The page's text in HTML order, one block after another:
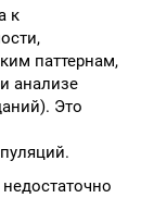
к
паттернам,
анализе
Это